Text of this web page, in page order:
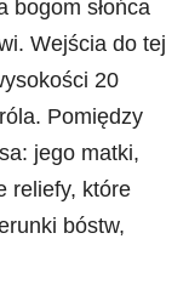
bogom słońca
Wejścia do tej
20
Pomiędzy
jego matki,
reliefy, które
bóstw,